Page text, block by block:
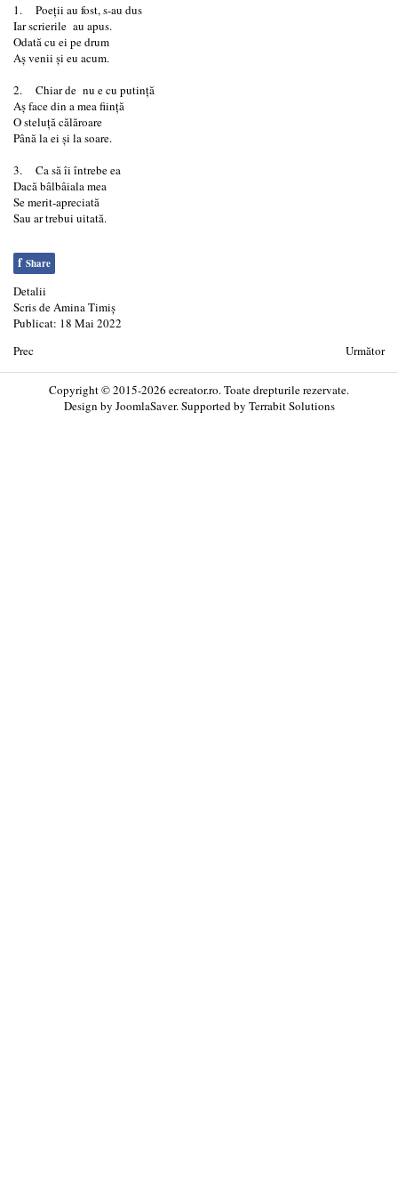
1. Poeții au fost, s-au dus
Iar scrierile au apus.
Odată cu ei pe drum
Aș venii și eu acum.
2. Chiar de nu e cu putință
Aș face din a mea ființă
O steluță călăroare
Până la ei și la soare.
3. Ca să îi întrebe ea
Dacă bâlbâiala mea
Se merit-apreciată
Sau ar trebui uitată.
f Share
Detalii
Scris deAmina Timiș
Publicat: 18 Mai 2022
Prec
Următor
Copyright © 2015-2026 ecreator.ro. Toate drepturile rezervate.
Design by JoomlaSaver. Supported by Terrabit Solutions